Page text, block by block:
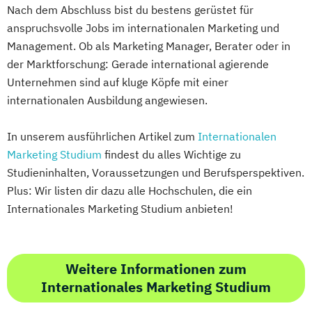
Nach dem Abschluss bist du bestens gerüstet für
anspruchsvolle Jobs im internationalen Marketing und
Management. Ob als Marketing Manager, Berater oder in
der Marktforschung: Gerade international agierende
Unternehmen sind auf kluge Köpfe mit einer
internationalen Ausbildung angewiesen.
In unserem ausführlichen Artikel zum Internationalen
Marketing Studium findest du alles Wichtige zu
Studieninhalten, Voraussetzungen und Berufsperspektiven.
Plus: Wir listen dir dazu alle Hochschulen, die ein
Internationales Marketing Studium anbieten!
Weitere Informationen zum
Internationales Marketing Studium